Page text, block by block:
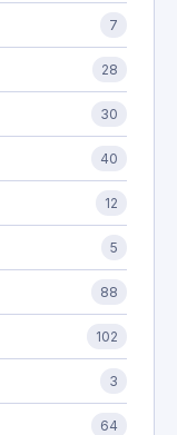
7
28
30
40
12
5
88
102
3
64